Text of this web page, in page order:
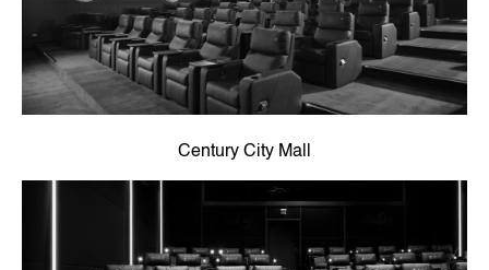
Century City Mall